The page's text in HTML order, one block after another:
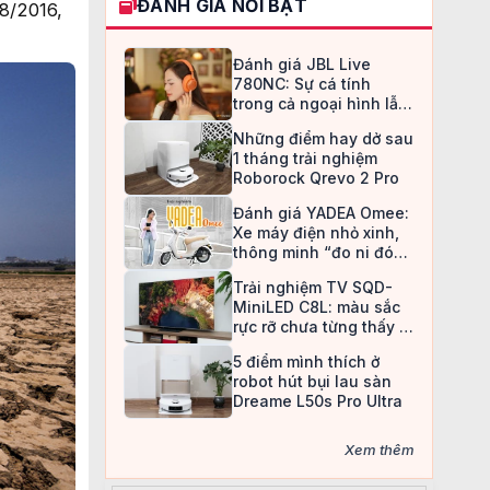
2016, ĐÁNH GIÁ NỔI BẬT
Đánh giá JBL Live
780NC: Sự cá tính
trong cả ngoại hình lẫn
Những điểm hay dở sau
1 tháng trải nghiệm
Roborock Qrevo 2 Pro
Đánh giá YADEA Omee:
Xe máy điện nhỏ xinh,
thông minh “đo ni đóng
Trải nghiệm TV SQD-
MiniLED C8L: màu sắc
rực rỡ chưa từng thấy ở
5 điểm mình thích ở
robot hút bụi lau sàn
Dreame L50s Pro Ultra
Xem thêm